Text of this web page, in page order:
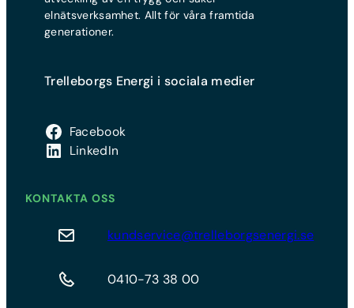
elnätsverksamhet. Allt för våra framtida
generationer.
Trelleborgs Energi i sociala medier
Facebook
LinkedIn
KONTAKTA OSS
kundservice@trelleborgsenergi.se
0410-73 38 00